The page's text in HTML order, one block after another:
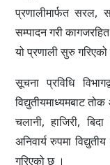
प्रणालीमार्फत सरल,
सम्पादन गरी
यो प्रणाली सुरु
सूचना प्रविधि
विद्युतीयमाध्यमबाट
चलानी, हाजिरी,
अनिवार्य रुपमा
गरिएको छ ।